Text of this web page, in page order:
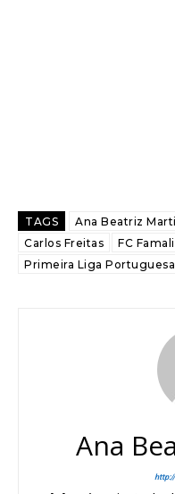
TAGS Ana Beatriz
Carlos Freitas
FC
Primeira Liga Portuguesa
Ana